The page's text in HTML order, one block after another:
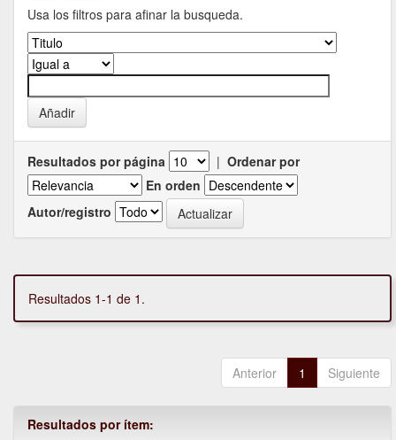
Usa los filtros para afinar la busqueda.
Resultados por página | Ordenar por
En orden
Autor/registro
Resultados 1-1 de 1.
Anterior 1 Siguiente
Resultados por ítem: